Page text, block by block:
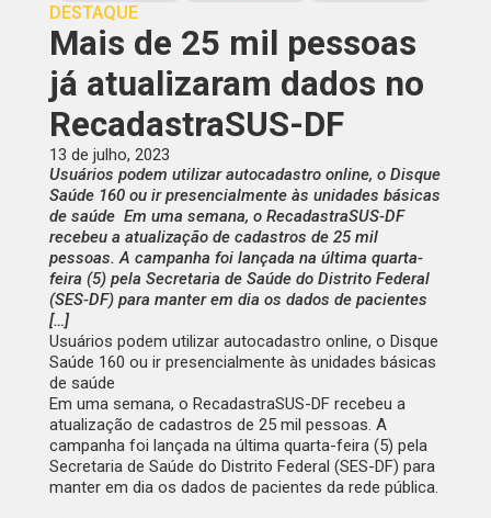
DESTAQUE
Mais de 25 mil pessoas
já atualizaram dados no
RecadastraSUS-DF
13 de julho, 2023
Usuários podem utilizar autocadastro online, o Disque
Saúde 160 ou ir presencialmente às unidades básicas
de saúde Em uma semana, o RecadastraSUS-DF
recebeu a atualização de cadastros de 25 mil
pessoas. A campanha foi lançada na última quarta-
feira (5) pela Secretaria de Saúde do Distrito Federal
(SES-DF) para manter em dia os dados de pacientes
[…]
Usuários podem utilizar autocadastro online, o Disque
Saúde 160 ou ir presencialmente às unidades básicas
de saúde
Em uma semana, o RecadastraSUS-DF recebeu a
atualização de cadastros de 25 mil pessoas. A
campanha foi lançada na última quarta-feira (5) pela
Secretaria de Saúde do Distrito Federal (SES-DF) para
manter em dia os dados de pacientes da rede pública.